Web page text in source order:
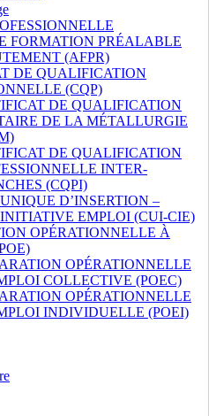
FORMATION PRÉALABLE
(AFPR)
DE QUALIFICATION
(CQP)
DE QUALIFICATION
DE LA MÉTALLURGIE
DE QUALIFICATION
INTER-
(CQPI)
D’INSERTION –
EMPLOI (CUI-CIE)
OPÉRATIONNELLE À
OPÉRATIONNELLE
COLLECTIVE (POEC)
OPÉRATIONNELLE
INDIVIDUELLE (POEI)